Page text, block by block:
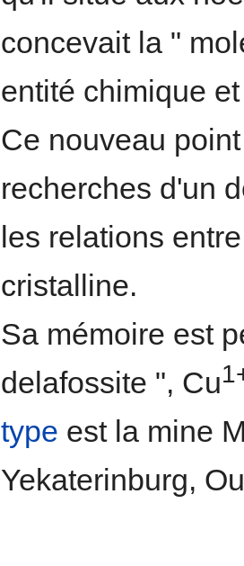
concevait la "
entité chimique
Ce nouveau
recherches d'un
les relations
cristalline.
Sa mémoire est
delafossite ", Cu
type est la mine
Yekaterinburg,